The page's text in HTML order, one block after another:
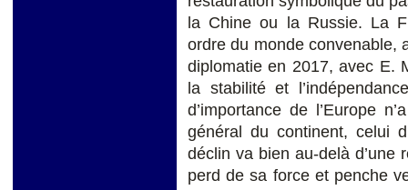
la Chine ou la Russie. La
ordre du monde convenable,
diplomatie en 2017, avec E.
la stabilité et
d’importance de l’Europe
général du continent, celui
déclin va bien au-delà d’une
perd de sa force et penche